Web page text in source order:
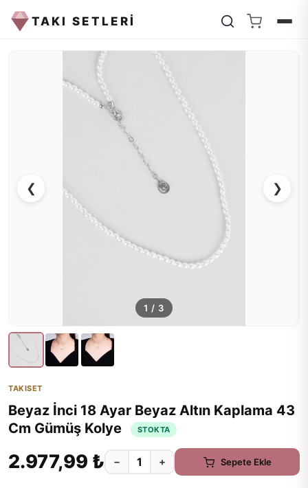
TAKI SETLERİ
❮ ❯
1 / 3
TAKISET
Beyaz İnci 18 Ayar Beyaz Altın Kaplama 43
Cm Gümüş Kolye
STOKTA
2.977,99 ₺ − + Sepete Ekle